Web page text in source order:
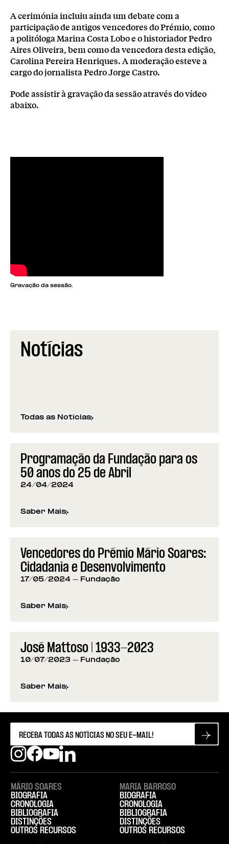
A cerimónia incluiu ainda um debate com a
participação de antigos vencedores do Prémio, como
a politóloga Marina Costa Lobo e o historiador Pedro
Aires Oliveira, bem como da vencedora desta edição,
Carolina Pereira Henriques. A moderação esteve a
cargo do jornalista Pedro Jorge Castro.
Pode assistir à gravação da sessão através do vídeo
abaixo.
Gravação da sessão.
Notícias
Todas as Notícias
Programação da Fundação para os
50 anos do 25 de Abril
24/04/2024
Saber Mais
sobre Programação da Fundação para os 50 anos
Vencedores do Prémio Mário Soares:
Cidadania e Desenvolvimento
17/05/2024 - Fundação
Saber Mais
sobre Vencedores do Prémio Mário Soares:
José Mattoso | 1933-2023
10/07/2023 - Fundação
Saber Mais
sobre José Mattoso | 1933-2023
MÁRIO SOARES
BIOGRAFIA
CRONOLOGIA
BIBLIOGRAFIA
DISTINÇÕES
OUTROS RECURSOS
MARIA BARROSO
BIOGRAFIA
CRONOLOGIA
BIBLIOGRAFIA
DISTINÇÕES
OUTROS RECURSOS